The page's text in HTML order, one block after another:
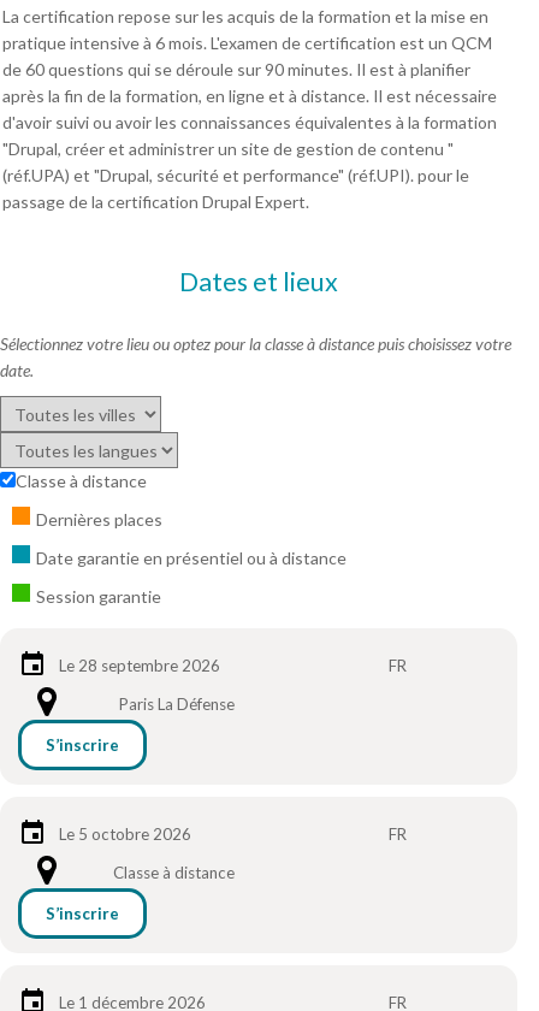
La certification repose sur les acquis de la formation et la mise en
pratique intensive à 6 mois. L'examen de certification est un QCM
de 60 questions qui se déroule sur 90 minutes. Il est à planifier
après la fin de la formation, en ligne et à distance. Il est nécessaire
d'avoir suivi ou avoir les connaissances équivalentes à la formation
"Drupal, créer et administrer un site de gestion de contenu "
(réf.UPA) et "Drupal, sécurité et performance" (réf.UPI). pour le
passage de la certification Drupal Expert.
Dates et lieux
Sélectionnez votre lieu ou optez pour la classe à distance puis choisissez votre
date.
Classe à distance
Dernières places
Date garantie en présentiel ou à distance
Session garantie
Le 28 septembre 2026
FR
Paris La Défense
S’inscrire
Le 5 octobre 2026
FR
Classe à distance
S’inscrire
Le 1 décembre 2026
FR